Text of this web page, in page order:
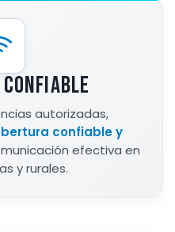
autorizadas,
confiable y
efectiva en
y rurales.